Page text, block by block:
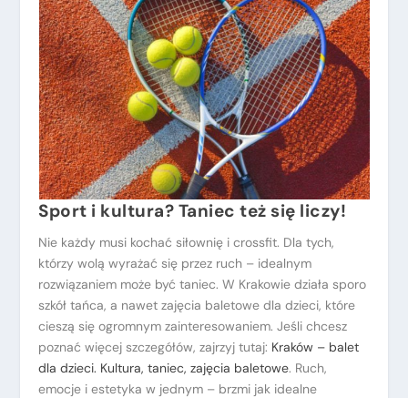
Sport i kultura? Taniec też się liczy!
Nie każdy musi kochać siłownię i crossfit. Dla tych,
którzy wolą wyrażać się przez ruch – idealnym
rozwiązaniem może być taniec. W Krakowie działa sporo
szkół tańca, a nawet zajęcia baletowe dla dzieci, które
cieszą się ogromnym zainteresowaniem. Jeśli chcesz
poznać więcej szczegółów, zajrzyj tutaj: Kraków – balet
dla dzieci. Kultura, taniec, zajęcia baletowe. Ruch,
emocje i estetyka w jednym – brzmi jak idealne